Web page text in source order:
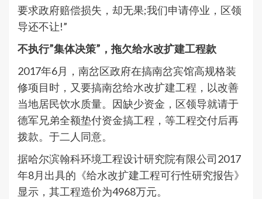
要求政府赔偿损失，却无果;我们申请停业，区领
导还不让!”
不执行”集体决策”，拖欠给水改扩建工程款
2017年6月，南岔区政府在搞南岔宾馆高规格装
修项目时，又要搞南岔给水改扩建工程，以改善
当地居民饮水质量。因缺少资金，区领导就请于
德军兄弟全额垫付资金搞工程，等工程交付后再
拨款。于二人同意。
据哈尔滨翰科环境工程设计研究院有限公司2017
年8月出具的《给水改扩建工程可行性研究报告》
显示，其工程造价为4968万元。